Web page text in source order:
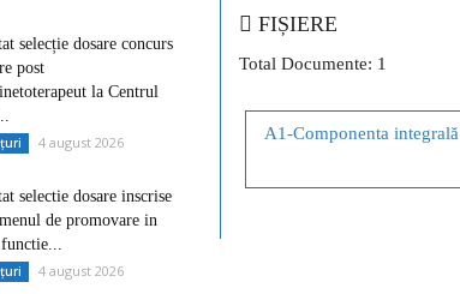
FIȘIERE
Total Documente: 1
A1-Componenta integrală
selecție dosare concurs
post
la Centrul
4 august 2026
selectie dosare inscrise
de promovare in
4 august 2026